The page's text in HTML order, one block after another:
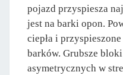
pojazd przyspiesza
jest na barki opon.
ciepła i
barków. Grubsze
asymetrycznych w